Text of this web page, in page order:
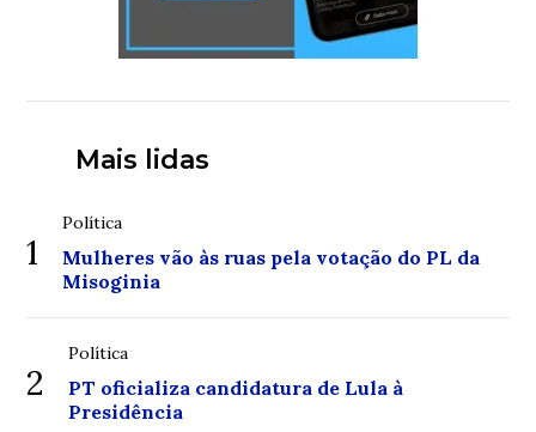
Mais lidas
1
Política
Mulheres vão às ruas pela votação do PL da
Misoginia
2
Política
PT oficializa candidatura de Lula à
Presidência